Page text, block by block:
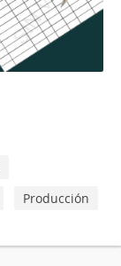
Producción